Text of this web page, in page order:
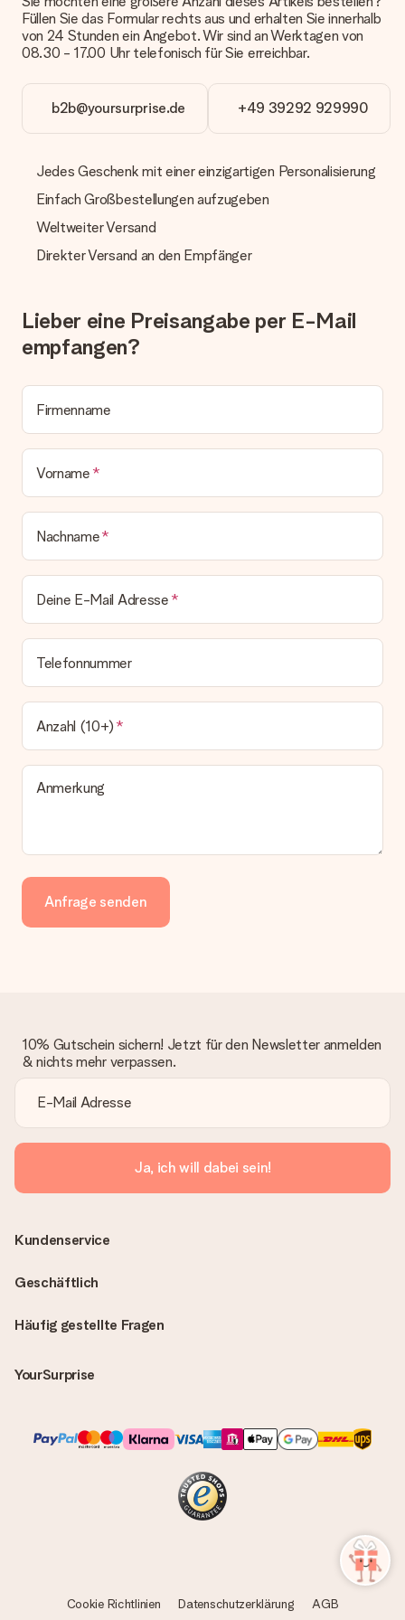
oder Päckchen geliefert wird, kontaktiere bitte unseren
Kundenservice.
Zahlung
Wie kann ich meine Bestellung bezahlen?
Wir bieten die folgenden Zahlungsoptionen an: Vorauskasse
mit normaler Überweisung, Sofortüberweisung, Paypal,
Kreditkarte oder auf Rechnung über Klarna. Bei einer
Geschenks jedoch um 3 Werktage.
Geschenk empfangen
Was, wenn das Geschenk meine Erwartungen nicht
erfüllt?
Lösungsvorschlag unterbreitet.
Wird die Rechnung mit der Bestellung mitverschickt?
Lieferschein. Die Rechnung zu deiner Bestellung erhältst du
zeitgleich mit der Bestätigungsmail und kannst sie jederzeit in
bleibt eine echte Überraschung!
Füllen Sie das Formular rechts aus und erhalten Sie innerhalb
von 24 Stunden ein Angebot. Wir sind an Werktagen von
08.30 - 17.00 Uhr telefonisch für Sie erreichbar.
b2b@yoursurprise.de +49 39292 929990
Jedes Geschenk mit einer einzigartigen Personalisierung
Einfach Großbestellungen aufzugeben
Weltweiter Versand
Direkter Versand an den Empfänger
Lieber eine Preisangabe per E-Mail
empfangen?
Firmenname
Vorname
Nachname
Deine E-Mail Adresse
Telefonnummer
Anzahl (10+)
Anmerkung
Anfrage senden
10% Gutschein sichern! Jetzt für den Newsletter anmelden
& nichts mehr verpassen.
Ja, ich will dabei sein!
Häufig gestellte Fragen
YourSurprise
Kundenservice
Geschäftlich
Cookie Richtlinien Datenschutzerklärung AGB